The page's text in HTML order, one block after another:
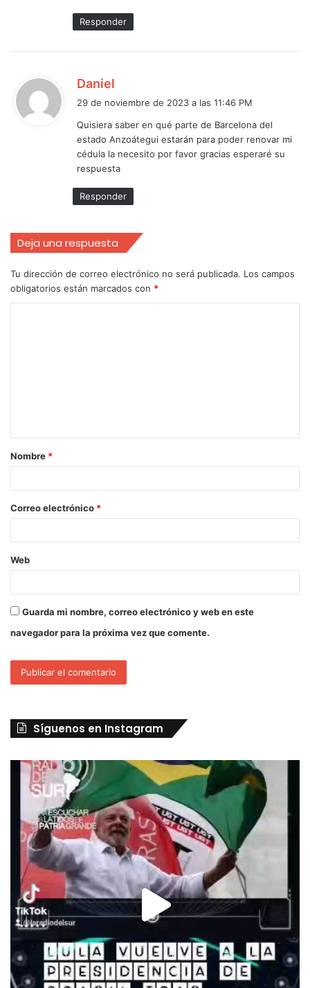
Responder
Daniel
e
:
29 de noviembre de 2023 a las 11:46 PM
Quisiera saber en qué parte de Barcelona del
estado Anzoátegui estarán para poder renovar mi
cédula la necesito por favor gracias esperaré su
respuesta
Responder
Deja una respuesta
Tu dirección de correo electrónico no será publicada. Los campos
obligatorios están marcados con *
Nombre *
Correo electrónico *
Web
Guarda mi nombre, correo electrónico y web en este
navegador para la próxima vez que comente.
Síguenos en Instagram